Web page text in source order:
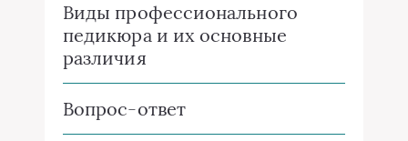
Виды профессионального
педикюра и их основные
различия
Вопрос-ответ